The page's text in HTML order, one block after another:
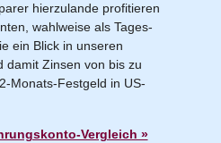
hierzulande profitieren
wahlweise als Tages-
ein Blick in unseren
damit Zinsen von bis zu
Monats-Festgeld in US-
Vergleich »